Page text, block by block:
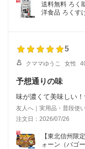
送料無料 ろく
洋食品 ろくす
5
クママゆうこ 女性
予想通りの味
味が濃くて美味しい
友人へ｜実用品・普段使
注文日：2026/07/26
【東北信州限
ォーン（バゴ